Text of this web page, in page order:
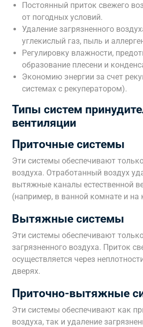
Постоянный приток свежего
от погодных условий.
Удаление загрязненного
углекислый газ, пыль и
Регулировку влажности,
образование плесени и
Экономию энергии за счет
системах с рекуператором).
Типы систем
вентиляции
Приточные системы
Эти системы обеспечивают
воздуха. Отработанный воздух
вытяжные каналы естественной
(например, в ванной комнате и на
Вытяжные системы
Эти системы обеспечивают
загрязненного воздуха. Приток
осуществляется через
дверях.
Приточно-вытяжные
Эти системы обеспечивают как
воздуха, так и удаление